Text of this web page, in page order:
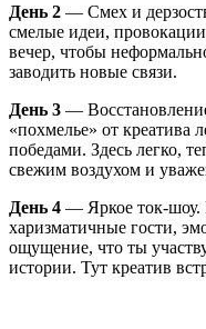
День 2 — Смех и
смелые идеи,
вечер, чтобы
заводить новые связи.
День 3 —
«похмелье» от креатива
победами. Здесь легко,
свежим воздухом и
День 4 — Яркое ток-шоу.
харизматичные гости,
ощущение, что ты
истории. Тут креатив